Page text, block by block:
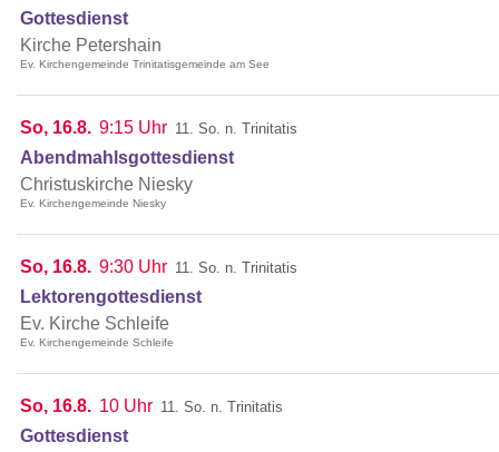
Gottesdienst
Kirche Petershain
Ev. Kirchengemeinde Trinitatisgemeinde am See
So, 16.8. 9:15 Uhr 11. So. n. Trinitatis
Abendmahlsgottesdienst
Christuskirche Niesky
Ev. Kirchengemeinde Niesky
So, 16.8. 9:30 Uhr 11. So. n. Trinitatis
Lektorengottesdienst
Ev. Kirche Schleife
Ev. Kirchengemeinde Schleife
So, 16.8. 10 Uhr 11. So. n. Trinitatis
Gottesdienst